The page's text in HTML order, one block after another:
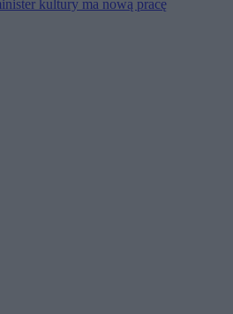
kultury ma nową pracę